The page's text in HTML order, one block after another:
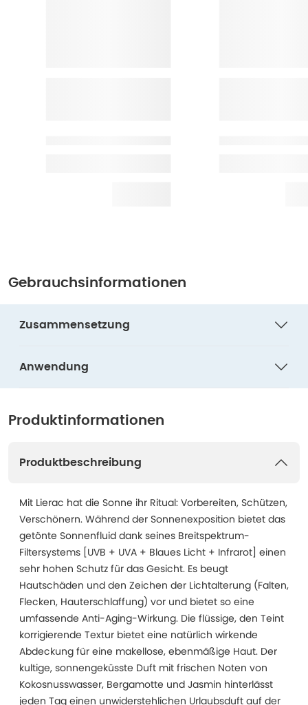
Gebrauchsinformationen
Zusammensetzung
Anwendung
Produktinformationen
Produktbeschreibung
Mit Lierac hat die Sonne ihr Ritual: Vorbereiten, Schützen,
Verschönern. Während der Sonnenexposition bietet das
getönte Sonnenfluid dank seines Breitspektrum-
Filtersystems [UVB + UVA + Blaues Licht + Infrarot] einen
sehr hohen Schutz für das Gesicht. Es beugt
Hautschäden und den Zeichen der Lichtalterung (Falten,
Flecken, Hauterschlaffung) vor und bietet so eine
umfassende Anti-Aging-Wirkung. Die flüssige, den Teint
korrigierende Textur bietet eine natürlich wirkende
Abdeckung für eine makellose, ebenmäßige Haut. Der
kultige, sonnengeküsste Duft mit frischen Noten von
Kokosnusswasser, Bergamotte und Jasmin hinterlässt
jeden Tag einen unwiderstehlichen Urlaubsduft auf der